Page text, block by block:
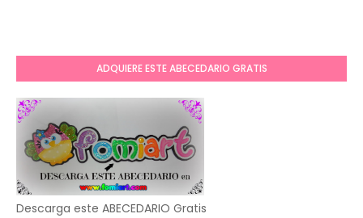
ADQUIERE ESTE ABECEDARIO GRATIS
Descarga este ABECEDARIO Gratis